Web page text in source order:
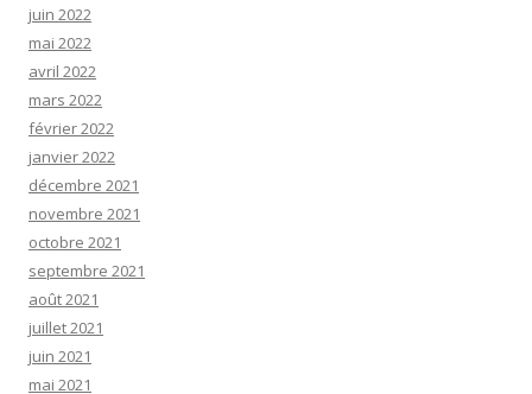
juin 2022
mai 2022
avril 2022
mars 2022
février 2022
janvier 2022
décembre 2021
novembre 2021
octobre 2021
septembre 2021
août 2021
juillet 2021
juin 2021
mai 2021